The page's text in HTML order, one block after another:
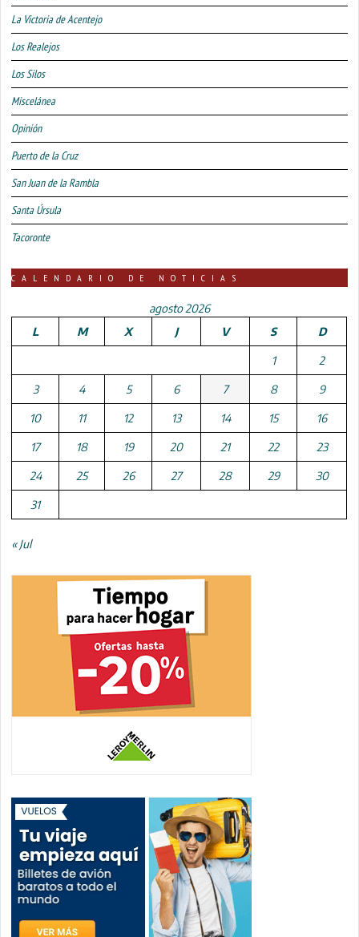
La Victoria de Acentejo
Los Realejos
Los Silos
Miscelánea
Opinión
Puerto de la Cruz
San Juan de la Rambla
Santa Úrsula
Tacoronte
CALENDARIO DE NOTICIAS
agosto 2026
L
M X J V S D
1 2
3 4 5 6 7 8 9
10 11 12 13 14 15 16
17 18 19 20 21 22 23
24 25 26 27 28 29 30
31
« Jul